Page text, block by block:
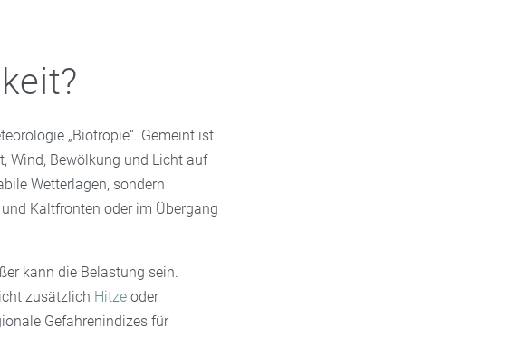
„Biotropie“. Gemeint ist
Wind, Bewölkung und Licht auf
Wetterlagen, sondern
Kaltfronten oder im Übergang
kann die Belastung sein.
zusätzlich Hitzeoder
Gefahrenindizes für